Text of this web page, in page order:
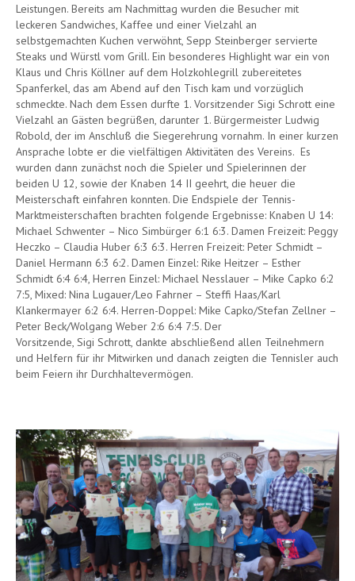
Leistungen. Bereits am Nachmittag wurden die Besucher mit
leckeren Sandwiches, Kaffee und einer Vielzahl an
selbstgemachten Kuchen verwöhnt, Sepp Steinberger servierte
Steaks und Würstl vom Grill. Ein besonderes Highlight war ein von
Klaus und Chris Köllner auf dem Holzkohlegrill zubereitetes
Spanferkel, das am Abend auf den Tisch kam und vorzüglich
schmeckte. Nach dem Essen durfte 1. Vorsitzender Sigi Schrott eine
Vielzahl an Gästen begrüßen, darunter 1. Bürgermeister Ludwig
Robold, der im Anschluß die Siegerehrung vornahm. In einer kurzen
Ansprache lobte er die vielfältigen Aktivitäten des Vereins. Es
wurden dann zunächst noch die Spieler und Spielerinnen der
beiden U 12, sowie der Knaben 14 II geehrt, die heuer die
Meisterschaft einfahren konnten. Die Endspiele der Tennis-
Marktmeisterschaften brachten folgende Ergebnisse: Knaben U 14:
Michael Schwenter – Nico Simbürger 6:1 6:3. Damen Freizeit: Peggy
Heczko – Claudia Huber 6:3 6:3. Herren Freizeit: Peter Schmidt –
Daniel Hermann 6:3 6:2. Damen Einzel: Rike Heitzer – Esther
Schmidt 6:4 6:4, Herren Einzel: Michael Nesslauer – Mike Capko 6:2
7:5, Mixed: Nina Lugauer/Leo Fahrner – Steffi Haas/Karl
Klankermayer 6:2 6:4. Herren-Doppel: Mike Capko/Stefan Zellner –
Peter Beck/Wolgang Weber 2:6 6:4 7:5. Der
Vorsitzende, Sigi Schrott, dankte abschließend allen Teilnehmern
und Helfern für ihr Mitwirken und danach zeigten die Tennisler auch
beim Feiern ihr Durchhaltevermögen.